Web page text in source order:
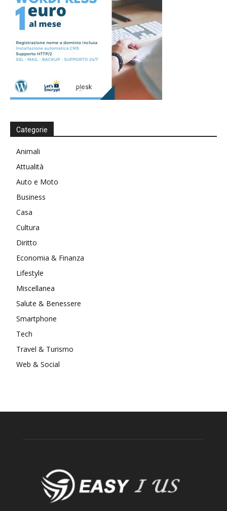
Categorie
Animali
Attualità
Auto e Moto
Business
Casa
Cultura
Diritto
Economia & Finanza
Lifestyle
Miscellanea
Salute & Benessere
Smartphone
Tech
Travel & Turismo
Web & Social